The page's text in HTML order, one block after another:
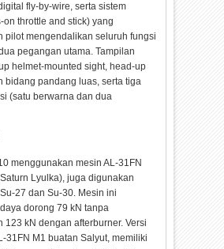
fly-by-wire, serta sistem
on throttle and stick) yang
pilot mengendalikan seluruh fungsi
pegangan utama. Tampilan
helmet-mounted sight, head-up
bidang pandang luas, serta tiga
(satu berwarna dan dua
menggunakan mesin AL-31FN
Lyulka), juga digunakan
27 dan Su-30. Mesin ini
dorong 79 kN tanpa
123 kN dengan afterburner. Versi
31FN M1 buatan Salyut, memiliki